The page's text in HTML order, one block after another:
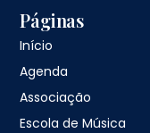
Páginas
Início
Agenda
Associação
Escola de Música